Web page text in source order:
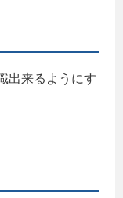
出来るようにす